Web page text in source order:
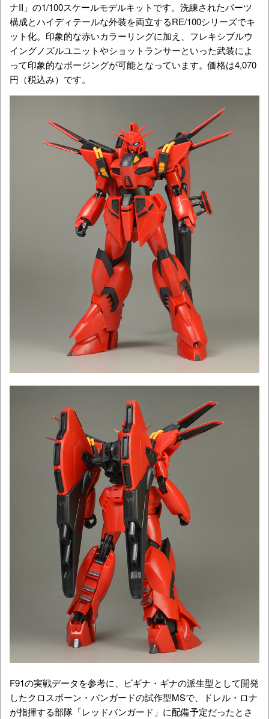
ナII」の1/100スケールモデルキットです。洗練されたパーツ
構成とハイディテールな外装を両立するRE/100シリーズでキ
ット化。印象的な赤いカラーリングに加え、フレキシブルウ
イングノズルユニットやショットランサーといった武装によ
って印象的なポージングが可能となっています。価格は4,070
円（税込み）です。
F91の実戦データを参考に、 ビギナ・ギナの派生型として開発
したクロスボーン・バンガードの試作型MSで、ドレル・ロナ
が指揮する部隊「レッドバンガード」に配備予定だったとさ